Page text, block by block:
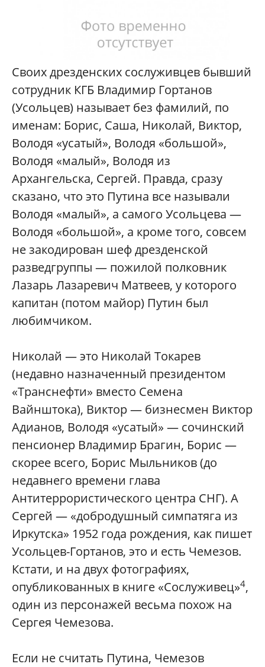
Своих дрезденских сослуживцев бывший
сотрудник КГБ Владимир Гортанов
(Усольцев) называет без фамилий, по
именам: Борис, Саша, Николай, Виктор,
Володя «усатый», Володя «большой»,
Володя «малый», Володя из
Архангельска, Сергей. Правда, сразу
сказано, что это Путина все называли
Володя «малый», а самого Усольцева —
Володя «большой», а кроме того, совсем
не закодирован шеф дрезденской
разведгруппы — пожилой полковник
Лазарь Лазаревич Матвеев, у которого
капитан (потом майор) Путин был
любимчиком.
Николай — это Николай Токарев
(недавно назначенный президентом
«Транснефти» вместо Семена
Вайнштока), Виктор — бизнесмен Виктор
Адианов, Володя «усатый» — сочинский
пенсионер Владимир Брагин, Борис —
скорее всего, Борис Мыльников (до
недавнего времени глава
Антитеррористического центра СНГ). А
Сергей — «добродушный симпатяга из
Иркутска» 1952 года рождения, как пишет
Усольцев-Гортанов, это и есть Чемезов.
Кстати, и на двух фотографиях,
опубликованных в книге «Сослуживец»4,
один из персонажей весьма похож на
Сергея Чемезова.
Если не считать Путина, Чемезов